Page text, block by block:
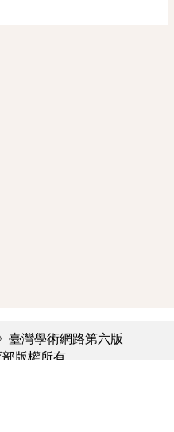
臺灣學術網路第六版
版權所有